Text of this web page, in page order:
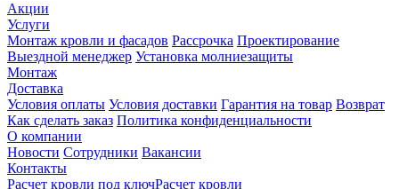
Акции
Услуги
Монтаж кровли и фасадов Рассрочка Проектирование
Выездной менеджер Установка молниезащиты
Монтаж
Доставка
Условия оплаты Условия доставки Гарантия на товар Возврат
Как сделать заказ Политика конфиденциальности
О компании
Новости Сотрудники Вакансии
Контакты
Расчет кровли под ключРасчет кровли